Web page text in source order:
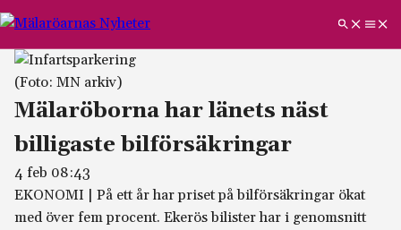
(Foto: MN arkiv)
Mälaröborna har länets näst
billigaste bilförsäkringar
4 feb 08:43
EKONOMI
På ett år har priset på bilförsäkringar ökat
med över fem procent. Ekerös bilister har i genomsnitt